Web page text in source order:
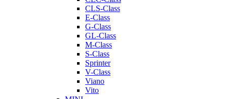
CLS-Class
E-Class
G-Class
GL-Class
M-Class
S-Class
Sprinter
V-Class
Viano
Vito